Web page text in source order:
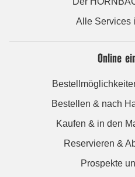
Alle Services
Online
Bestellen & nach
Kaufen & in den
Reservieren &
Prospekte